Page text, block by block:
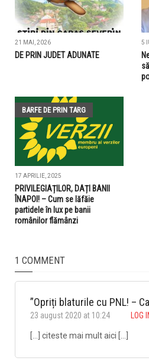
21 MAI, 2026
DE PRIN JUDET ADUNATE
5
BARFE DE PRIN TARG
17 APRILIE, 2025
PRIVILEGIAȚILOR, DAȚI BANII
ÎNAPOI! – Cum se lăfăie
partidele în lux pe banii
românilor flămânzi
1 COMMENT
”Opriți blaturile cu PNL! –
23 august 2020 at 10:24
[…] citeste mai mult aici […]